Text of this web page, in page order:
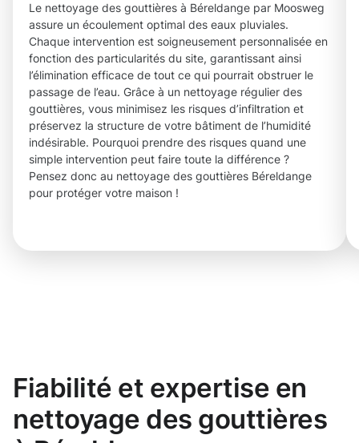
Le nettoyage des gouttières à Béreldange par Moosweg
assure un écoulement optimal des eaux pluviales.
Chaque intervention est soigneusement personnalisée en
fonction des particularités du site, garantissant ainsi
l’élimination efficace de tout ce qui pourrait obstruer le
passage de l’eau. Grâce à un nettoyage régulier des
gouttières, vous minimisez les risques d’infiltration et
préservez la structure de votre bâtiment de l’humidité
indésirable. Pourquoi prendre des risques quand une
simple intervention peut faire toute la différence ?
Pensez donc au nettoyage des gouttières Béreldange
pour protéger votre maison !
Fiabilité et expertise en
nettoyage des gouttières